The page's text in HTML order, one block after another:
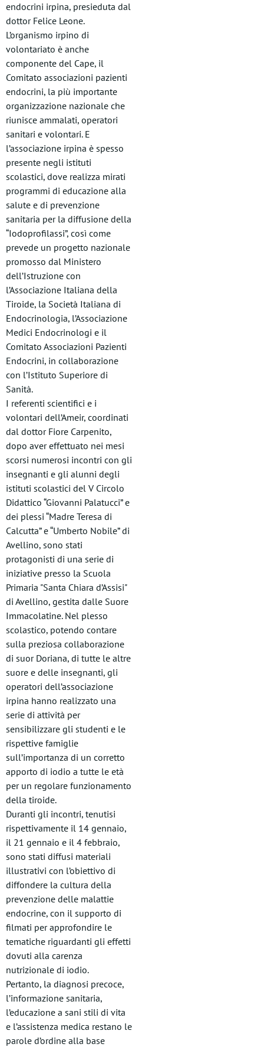
endocrini irpina, presieduta dal
dottor Felice Leone.
L’organismo irpino di
volontariato è anche
componente del Cape, il
Comitato associazioni pazienti
endocrini, la più importante
organizzazione nazionale che
riunisce ammalati, operatori
sanitari e volontari. E
l’associazione irpina è spesso
presente negli istituti
scolastici, dove realizza mirati
programmi di educazione alla
salute e di prevenzione
sanitaria per la diffusione della
“Iodoprofilassi”, così come
prevede un progetto nazionale
promosso dal Ministero
dell’Istruzione con
l’Associazione Italiana della
Tiroide, la Società Italiana di
Endocrinologia, l’Associazione
Medici Endocrinologi e il
Comitato Associazioni Pazienti
Endocrini, in collaborazione
con l’Istituto Superiore di
Sanità.
I referenti scientifici e i
volontari dell’Ameir, coordinati
dal dottor Fiore Carpenito,
dopo aver effettuato nei mesi
scorsi numerosi incontri con gli
insegnanti e gli alunni degli
istituti scolastici del V Circolo
Didattico “Giovanni Palatucci” e
dei plessi “Madre Teresa di
Calcutta” e “Umberto Nobile” di
Avellino, sono stati
protagonisti di una serie di
iniziative presso la Scuola
Primaria "Santa Chiara d’Assisi"
di Avellino, gestita dalle Suore
Immacolatine. Nel plesso
scolastico, potendo contare
sulla preziosa collaborazione
di suor Doriana, di tutte le altre
suore e delle insegnanti, gli
operatori dell’associazione
irpina hanno realizzato una
serie di attività per
sensibilizzare gli studenti e le
rispettive famiglie
sull’importanza di un corretto
apporto di iodio a tutte le età
per un regolare funzionamento
della tiroide.
Duranti gli incontri, tenutisi
rispettivamente il 14 gennaio,
il 21 gennaio e il 4 febbraio,
sono stati diffusi materiali
illustrativi con l’obiettivo di
diffondere la cultura della
prevenzione delle malattie
endocrine, con il supporto di
filmati per approfondire le
tematiche riguardanti gli effetti
dovuti alla carenza
nutrizionale di iodio.
Pertanto, la diagnosi precoce,
l’informazione sanitaria,
l’educazione a sani stili di vita
e l’assistenza medica restano le
parole d’ordine alla base